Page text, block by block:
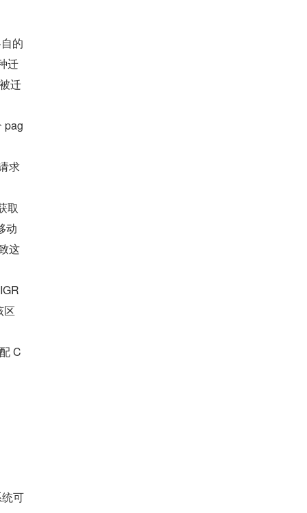
的
迁
迁
pag
求
取
动
这
区
C
可